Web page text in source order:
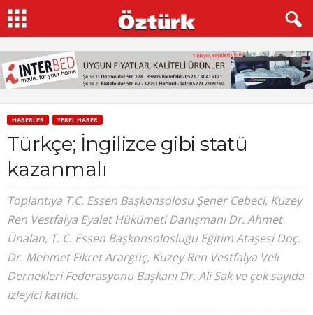
HABERLER YEREL HABER
Türkçe; İngilizce gibi statü
kazanmalı
Toplantıya T.C. Essen Başkonsolosu Şener Cebeci, Kuzey
Ren Vestfalya Eyalet Hükümeti Danışmanı Dr. Ahmet
Ünalan, T. C. Essen Başkonsolosluğu Eğitim Ataşesi Doç.
Dr. Mehmet Fikret Arargüç, Kuzey Ren Vestfalya Veli
Dernekleri Federasyonu Başkanı Dr. Ali Sak ve çok sayıda
izleyici katıldı.